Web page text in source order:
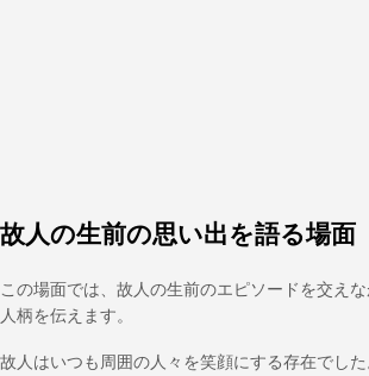
故人の生前の思い出を語る場面
この場面では、故人の生前のエピソードを交え
人柄を伝えます。
故人はいつも周囲の人々を笑顔にする存在でし